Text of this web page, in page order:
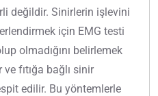
değildir. Sinirlerin işlevini
için EMG testi
olmadığını belirlemek
fıtığa bağlı sinir
edilir. Bu yöntemlerle